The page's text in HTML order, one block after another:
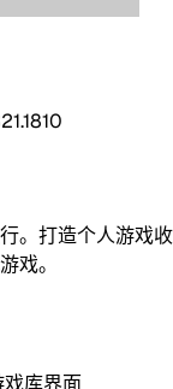
。打造个人游戏收
戏。
库界面